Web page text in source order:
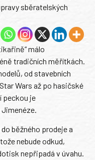
sběratelských
málo
tradičních měřítkách.
od stavebních
Wars až po hasičské
peckou je
běžného prodeje a
nebude odkud,
nepřipadá v úvahu.